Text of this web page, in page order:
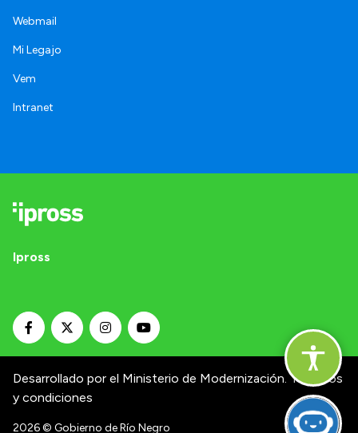
Webmail
Mi Legajo
Vem
Intranet
Ipross
Desarrollado por el Ministerio de Modernización. Términos
y condiciones
2026© Gobierno de Río Negro